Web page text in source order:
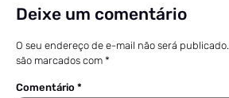
Deixe um comentário
O seu endereço de e-mail não será publicado.
são marcados com *
Comentário *